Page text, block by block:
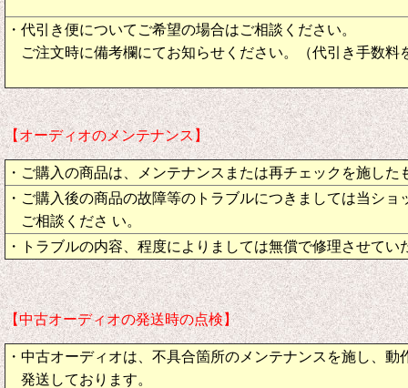
・代引き便についてご希望の場合はご相談ください。
ご注文時に備考欄にてお知らせください。（代引き手数料
【オーディオのメンテナンス】
・ご購入の商品は、メンテナンスまたは再チェックを施し
・ご購入後の商品の故障等のトラブルにつきましては当ショ
ご相談くださ い。
・トラブルの内容、程度によりましては無償で修理させてい
【中古オーディオの発送時の点検】
・中古オーディオは、不具合箇所のメンテナンスを施し、動
発送しております。